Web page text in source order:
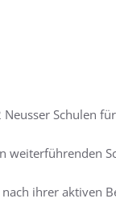
Schulen
ihrer aktiven